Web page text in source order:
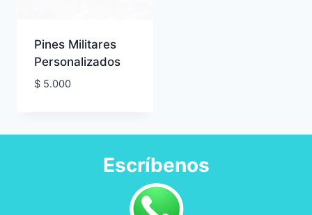
Pines Militares
Personalizados
$5.000
Escríbenos